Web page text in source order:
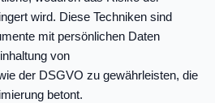
wird. Diese Techniken sind
mit persönlichen Daten
von
der DSGVO zu gewährleisten, die
betont.